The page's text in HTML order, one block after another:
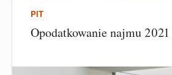
PIT
Opodatkowanie najmu 2021